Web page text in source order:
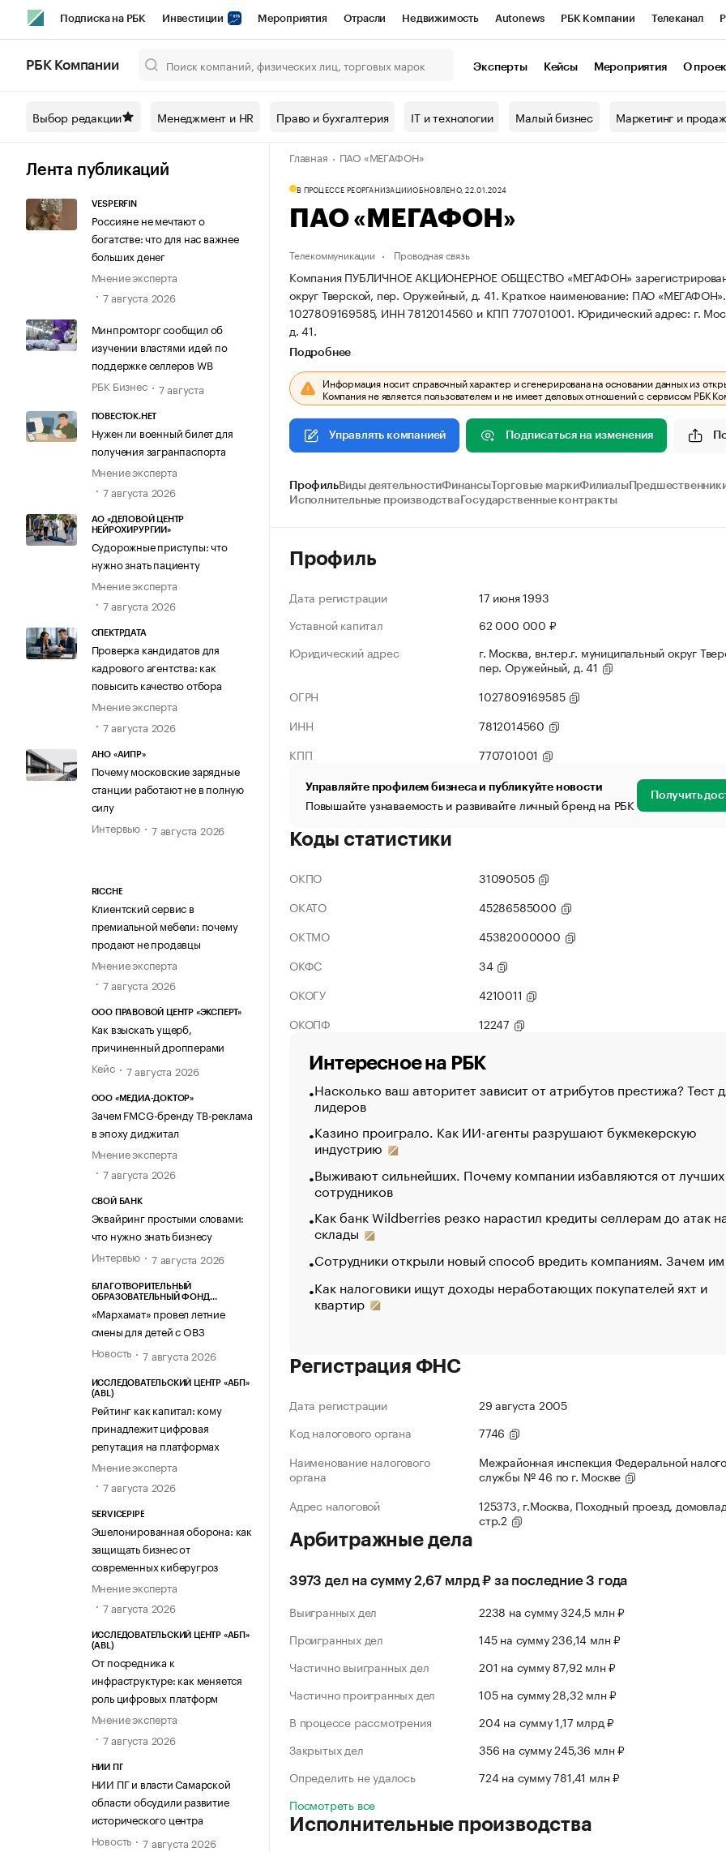
Подписка на РБК Инвестиции Мероприятия Отрасли Недвижимость Autonews РБК Компании Телеканал
Спецпроекты СПб Конференции СПб Спецпроекты Проверка контрагентов
Технологии и медиа Рынок наличной валюты
РБК Компании Эксперты Кейсы Мероприятия О
Выбор редакции Менеджмент и HR Право и бухгалтерия IT и технологии Малый бизнес Маркетинг и
Лента публикаций
VESPERFIN
Россияне не мечтают о
богатстве: что для нас важнее
больших денег
Мнение эксперта
7 августа 2026
Минпромторг сообщил об
изучении властями идей по
поддержке селлеров WB
РБК Бизнес
7 августа
ПОВЕСТОК.НЕТ
Нужен ли военный билет для
получения загранпаспорта
Мнение эксперта
7 августа 2026
АО «ДЕЛОВОЙ ЦЕНТР
НЕЙРОХИРУРГИИ»
Судорожные приступы: что
нужно знать пациенту
Мнение эксперта
7 августа 2026
СПЕКТРДАТА
Проверка кандидатов для
кадрового агентства: как
повысить качество отбора
Мнение эксперта
7 августа 2026
АНО «АИПР»
Почему московские зарядные
станции работают не в полную
силу
Интервью
7 августа 2026
RICCHE
Клиентский сервис в
премиальной мебели: почему
продают не продавцы
Мнение эксперта
7 августа 2026
ООО ПРАВОВОЙ ЦЕНТР «ЭКСПЕРТ»
Как взыскать ущерб,
причиненный дропперами
Кейс
7 августа 2026
ООО «МЕДИА-ДОКТОР»
Зачем FMCG-бренду ТВ-реклама
в эпоху диджитал
Мнение эксперта
7 августа 2026
СВОЙ БАНК
Эквайринг простыми словами:
что нужно знать бизнесу
Интервью
7 августа 2026
БЛАГОТВОРИТЕЛЬНЫЙ
ОБРАЗОВАТЕЛЬНЫЙ ФОНД
«Мархамат» провел летние
смены для детей с ОВЗ
Новость
7 августа 2026
ИССЛЕДОВАТЕЛЬСКИЙ ЦЕНТР «АБП»
(ABL)
Рейтинг как капитал: кому
принадлежит цифровая
репутация на платформах
Мнение эксперта
7 августа 2026
SERVICEPIPE
Эшелонированная оборона: как
защищать бизнес от
современных киберугроз
Мнение эксперта
7 августа 2026
ИССЛЕДОВАТЕЛЬСКИЙ ЦЕНТР «АБП»
(ABL)
От посредника к
инфраструктуре: как меняется
роль цифровых платформ
Мнение эксперта
7 августа 2026
НИИ ПГ
НИИ ПГ и власти Самарской
области обсудили развитие
исторического центра
Новость
7 августа 2026
Главная ПАО «МЕГАФОН»
В ПРОЦЕССЕ РЕОРГАНИЗАЦИИОБНОВЛЕНО, 22.01.2024
ПАО «МЕГАФОН»
Телекоммуникации Проводная связь
Компания ПУБЛИЧНОЕ АКЦИОНЕРНОЕ ОБЩЕСТВО «МЕГАФОН» зарегистрирована
округ Тверской, пер. Оружейный, д. 41. Краткое наименование: ПАО «МЕГАФОН».
1027809169585, ИНН 7812014560 и КПП 770701001. Юридический адрес: г.
д. 41.
Подробнее
Информация носит справочный характер и сгенерирована на основании данных из
Компания не является пользователем и не имеет деловых отношений с сервисом РБК
Управлять компанией Подписаться на изменения
ПрофильВиды деятельностиФинансыТорговые маркиФилиалы
Исполнительные производства Государственные контракты
Профиль
Дата регистрации
17 июня 1993
Уставной капитал
62 000 000 ₽
Юридический адрес
г. Москва, вн.тер.г. муниципальный округ
пер. Оружейный, д. 41
ОГРН
1027809169585
ИНН
7812014560
КПП
770701001
Управляйте профилем бизнеса и публикуйте новости
Повышайте узнаваемость и развивайте личный бренд на РБК Получить
Коды статистики
ОКПО
31090505
ОКАТО
45286585000
ОКТМО
45382000000
ОКФС
34
ОКОГУ
4210011
ОКОПФ
12247
Интересное на РБК
Насколько ваш авторитет зависит от атрибутов престижа? Тест
лидеров
Казино проиграло. Как ИИ-агенты разрушают букмекерскую
индустрию
Выживают сильнейших. Почему компании избавляются от лучших
сотрудников
Как банк Wildberries резко нарастил кредиты селлерам до атак
склады
Сотрудники открыли новый способ вредить компаниям. Зачем
Как налоговики ищут доходы неработающих покупателей яхт и
квартир
Регистрация ФНС
Дата регистрации
29 августа 2005
Код налогового органа
7746
Наименование налогового
органа
Межрайонная инспекция Федеральной
службы № 46 по г. Москве
Адрес налоговой
125373, г.Москва, Походный проезд,
стр.2
Арбитражные дела
3973 дел на сумму 2,67 млрд ₽ за последние 3 года
Выигранных дел
2238 на сумму 324,5 млн ₽
Проигранных дел
145 на сумму 236,14 млн ₽
Частично выигранных дел
201 на сумму 87,92 млн ₽
Частично проигранных дел
105 на сумму 28,32 млн ₽
В процессе рассмотрения
204 на сумму 1,17 млрд ₽
Закрытых дел
356 на сумму 245,36 млн ₽
Определить не удалось
724 на сумму 781,41 млн ₽
Посмотреть все
Исполнительные производства